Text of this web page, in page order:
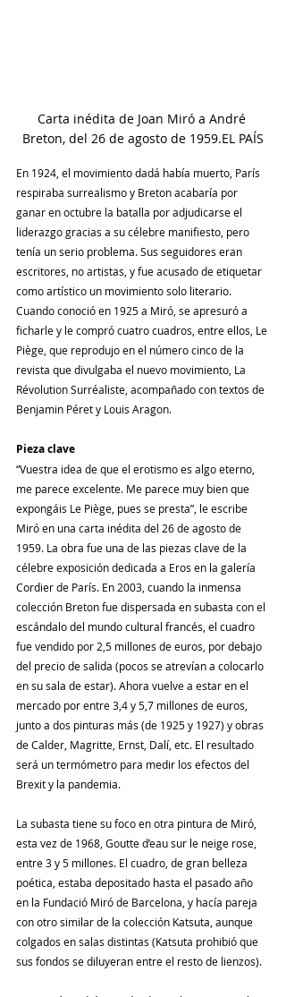
Carta inédita de Joan Miró a André
Breton, del 26 de agosto de 1959.EL PAÍS
En 1924, el movimiento dadá había muerto, París
respiraba surrealismo y Breton acabaría por
ganar en octubre la batalla por adjudicarse el
liderazgo gracias a su célebre manifiesto, pero
tenía un serio problema. Sus seguidores eran
escritores, no artistas, y fue acusado de etiquetar
como artístico un movimiento solo literario.
Cuando conoció en 1925 a Miró, se apresuró a
ficharle y le compró cuatro cuadros, entre ellos, Le
Piège, que reprodujo en el número cinco de la
revista que divulgaba el nuevo movimiento, La
Révolution Surréaliste, acompañado con textos de
Benjamin Péret y Louis Aragon.
Pieza clave
“Vuestra idea de que el erotismo es algo eterno,
me parece excelente. Me parece muy bien que
expongáis Le Piège, pues se presta”, le escribe
Miró en una carta inédita del 26 de agosto de
1959. La obra fue una de las piezas clave de la
célebre exposición dedicada a Eros en la galería
Cordier de París. En 2003, cuando la inmensa
colección Breton fue dispersada en subasta con el
escándalo del mundo cultural francés, el cuadro
fue vendido por 2,5 millones de euros, por debajo
del precio de salida (pocos se atrevían a colocarlo
en su sala de estar). Ahora vuelve a estar en el
mercado por entre 3,4 y 5,7 millones de euros,
junto a dos pinturas más (de 1925 y 1927) y obras
de Calder, Magritte, Ernst, Dalí, etc. El resultado
será un termómetro para medir los efectos del
Brexit y la pandemia.
La subasta tiene su foco en otra pintura de Miró,
esta vez de 1968, Goutte d’eau sur le neige rose,
entre 3 y 5 millones. El cuadro, de gran belleza
poética, estaba depositado hasta el pasado año
en la Fundació Miró de Barcelona, y hacía pareja
con otro similar de la colección Katsuta, aunque
colgados en salas distintas (Katsuta prohibió que
sus fondos se diluyeran entre el resto de lienzos).